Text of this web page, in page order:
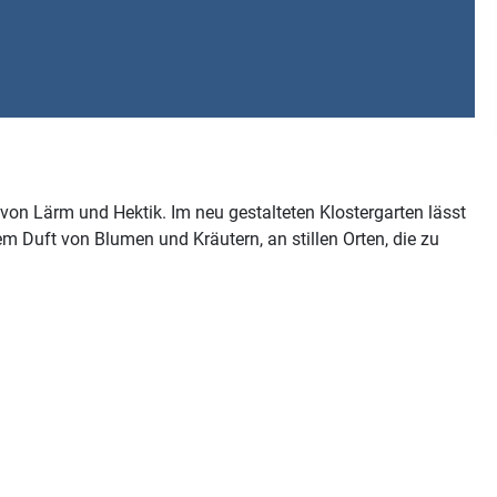
Lärm und Hektik. Im neu gestalteten Klostergarten lässt
Duft von Blumen und Kräutern, an stillen Orten, die zu